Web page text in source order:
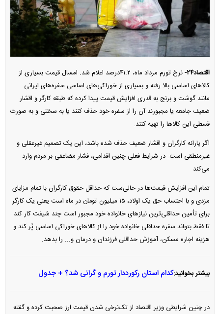
اقتصاد۲۴-
نرخ تورم مرداد ماه، ۴۱.۲درصد اعلام شد. امسال قیمت بسیاری از
کالا‌های اساسی بالا رفته و بسیاری از خوراکی‌های اساسی سفره‌های ایرانی
مانند گوشت و برنج به قدری افزایش قیمت پیدا کرده که طبقه کارگر و اقشار
ضعیف جامعه یا مجبورند آن را از سفره خود حذف کنند یا به سختی و به صورت
قسطی این کالا‌ها را تهیه کنند.
اگر یارانه کارگران و اقشار ضعیف حذف شده باشد، این یک تصمیم غیرعقلی و
غیرمنطقی است. در شرایط فعلی چنین اقدامی، فشار مضاعفی بر مردم وارد
می‌کند
تمام این افزایش قیمت‌ها در حالی‌ست که حداقل حقوق کارگران با تمام مزایای
مزدی و با احتساب حق یک اولاد، ۱۵ میلیون تومان در ماه است یعنی یک کارگر
برای تأمین حداقلی‌ترین نیاز‌های خانواده خود مجبور است چند شیفت کار کند
تا فقط بتواند سفره حداقلی خانواده خود را از کالا‌های خوراکی اساسی پُر کند و
هزینه اجاره مسکن، آموزش حداقلی فرزندان و درمان و... را بدهد.
بیشتر بخوانید:کدام استان رکورددار تورم و گرانی شد؟ + جدول
در چنین شرایطی وزیر اقتصاد از تک‌نرخی شدن قیمت ارز صحبت کرده و گفته